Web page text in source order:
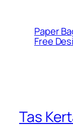
Paper
Free
Tas